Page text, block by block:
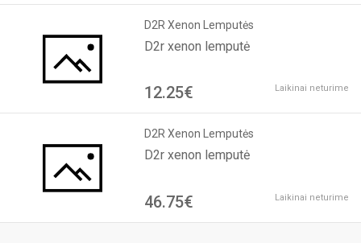
D2R Xenon Lemputės
D2r xenon lemputė
12.25€ Laikinai neturime
D2R Xenon Lemputės
D2r xenon lemputė
46.75€ Laikinai neturime